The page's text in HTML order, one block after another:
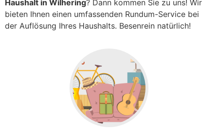
Haushalt in Wilhering? Dann kommen Sie zu uns! Wir
bieten Ihnen einen umfassenden Rundum-Service bei
der Auflösung Ihres Haushalts. Besenrein natürlich!